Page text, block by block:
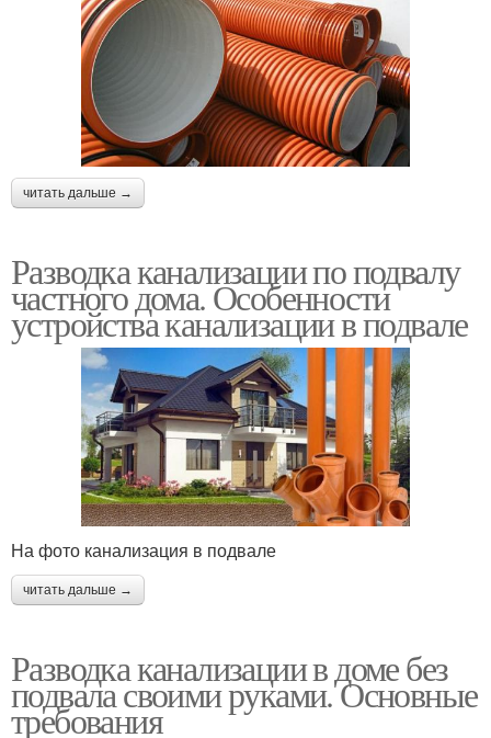
читать дальше →
Разводка канализации по подвалу
частного дома. Особенности
устройства канализации в подвале
На фото канализация в подвале
читать дальше →
Разводка канализации в доме без
подвала своими руками. Основные
требования